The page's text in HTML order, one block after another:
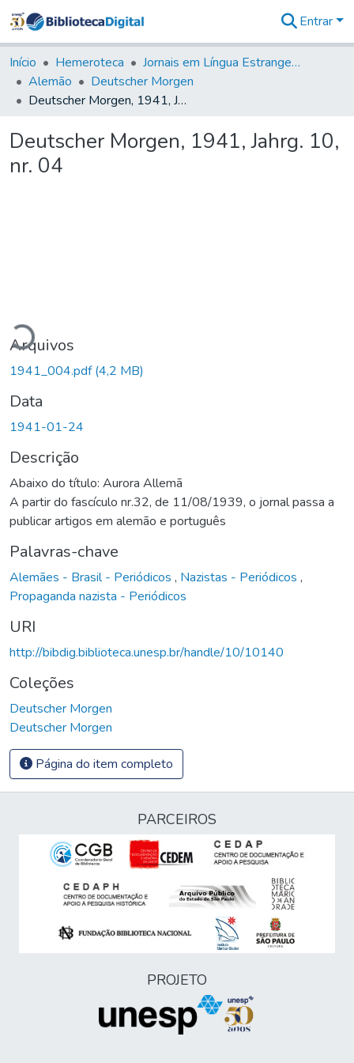
&
Coleções
Tudo na
Biblioteca
Estatísticas
Entrar
Início Hemeroteca
Jornais em Língua Estrangeira
Alemão
Deutscher Morgen
Deutscher Morgen, 1941, Jahrg. 10, nr. 04
Deutscher Morgen, 1941, Jahrg. 10,
nr. 04
Arquivos
1941_004.pdf(4,2 MB)
Data
1941-01-24
Descrição
Abaixo do título: Aurora Allemã
A partir do fascículo nr.32, de 11/08/1939, o jornal passa a
publicar artigos em alemão e português
Palavras-chave
Alemães - Brasil - Periódicos , Nazistas - Periódicos ,
Propaganda nazista - Periódicos
URI
http://bibdig.biblioteca.unesp.br/handle/10/10140
Coleções
Deutscher Morgen
Deutscher Morgen
Página do item completo
PARCEIROS
PROJETO